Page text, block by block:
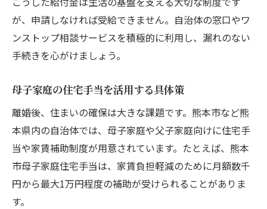
が、申請しなければ受給できません。自治体の窓口やワ
ンストップ相談サービスを積極的に利用し、漏れのない
手続きを心がけましょう。
母子家庭の住宅手当を活用する具体策
離婚後、住まいの確保は大きな課題です。熊本市など熊
本県内の自治体では、母子家庭や父子家庭向けに住宅手
当や家賃補助制度が用意されています。たとえば、熊本
市母子家庭住宅手当は、家賃負担軽減のために月額数千
円から最大1万円程度の補助が受けられることがありま
す。